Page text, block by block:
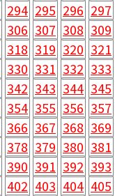
294 295 296 297
306 307 308 309
318 319 320 321
330 331 332 333
342 343 344 345
354 355 356 357
366 367 368 369
378 379 380 381
390 391 392 393
402 403 404 405